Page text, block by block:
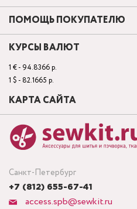
Санкт-Петербург
+7 (812) 655-67-41
access.spb@sewkit.ru
ПОМОЩЬ ПОКУПАТЕЛЮ
КУРСЫ ВАЛЮТ
1 € - 94.8366 р.
1 $ - 82.1665 р.
КАРТА САЙТА